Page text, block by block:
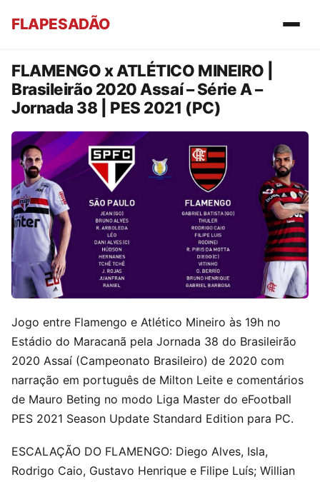
FLAPESADÃO
FLAMENGO x ATLÉTICO MINEIRO |
Brasileirão 2020 Assaí – Série A –
Jornada 38 | PES 2021 (PC)
Jogo entre Flamengo e Atlético Mineiro às 19h no
Estádio do Maracanã pela Jornada 38 do Brasileirão
2020 Assaí (Campeonato Brasileiro) de 2020 com
narração em português de Milton Leite e comentários
de Mauro Beting no modo Liga Master do eFootball
PES 2021 Season Update Standard Edition para PC.
ESCALAÇÃO DO FLAMENGO: Diego Alves, Isla,
Rodrigo Caio, Gustavo Henrique e Filipe Luís; Willian